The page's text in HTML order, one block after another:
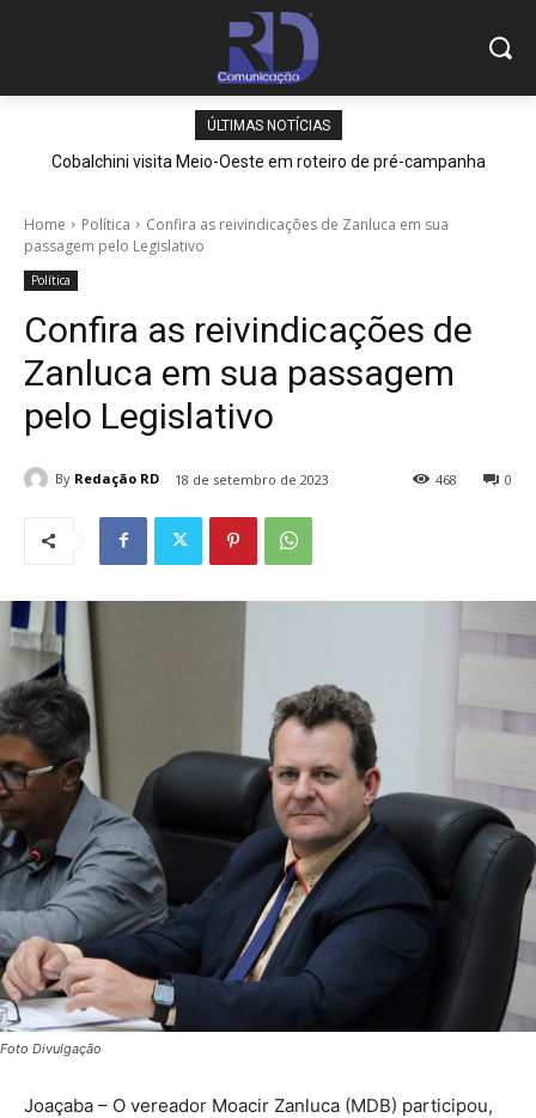
ÚLTIMAS NOTÍCIAS
Cobalchini visita Meio-Oeste em roteiro de pré-campanha
Home Política
Confira as reivindicações de Zanluca em sua
passagem pelo Legislativo
Política
Confira as reivindicações de
Zanluca em sua passagem
pelo Legislativo
By Redação RD 18 de setembro de 2023 0
468
Foto Divulgação
Joaçaba – O vereador Moacir Zanluca (MDB) participou,